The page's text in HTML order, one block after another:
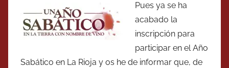
Pues ya se ha
acabado la
inscripción para
participar en el Año
Sabático en La Rioja y os he de informar que, de